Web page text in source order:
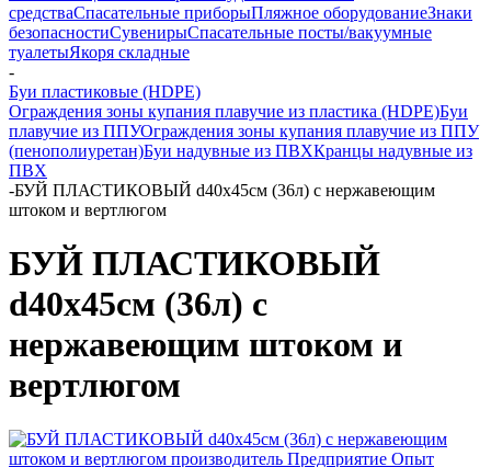
средстваСпасательные приборыПляжное оборудованиеЗнаки
безопасностиСувенирыСпасательные посты/вакуумные
туалетыЯкоря складные
-
Буи пластиковые (HDPE)
Ограждения зоны купания плавучие из пластика (HDPE)Буи
плавучие из ППУОграждения зоны купания плавучие из ППУ
(пенополиуретан)Буи надувные из ПВХКранцы надувные из
ПВХ
-БУЙ ПЛАСТИКОВЫЙ d40х45см (36л) с нержавеющим
штоком и вертлюгом
БУЙ ПЛАСТИКОВЫЙ
d40х45см (36л) с
нержавеющим штоком и
вертлюгом